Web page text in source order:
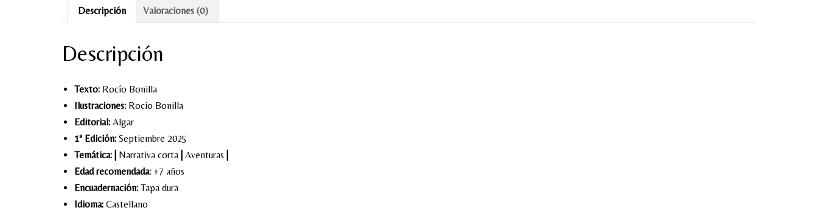
Descripción Valoraciones (0)
Descripción
Texto: Rocío Bonilla
Ilustraciones: Rocío Bonilla
Editorial: Algar
1ª Edición: Septiembre 2025
Temática:
Narrativa corta Aventuras
Edad recomendada: +7 años
Encuadernación: Tapa dura
Idioma: Castellano